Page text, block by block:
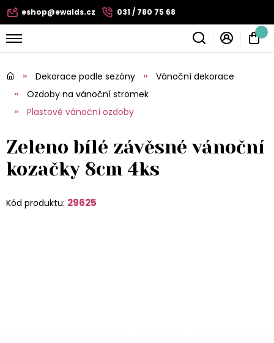
eshop@ewalds.cz 031 / 780 75 68
Dekorace podle sezóny
Vánoční dekorace
Ozdoby na vánoční stromek
Plastové vánoční ozdoby
Zeleno bílé závěsné vánoční
kozačky 8cm 4ks
Kód produktu: 29625